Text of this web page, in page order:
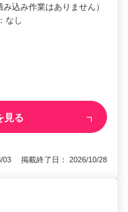
込み作業はありません）
なし
見る
03 掲載終了日： 2026/10/28